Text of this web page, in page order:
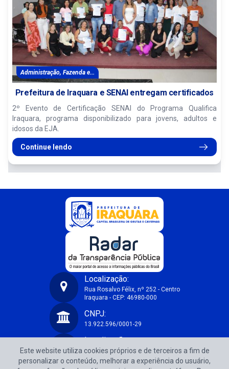
Administração, Fazenda e...
Prefeitura de Iraquara e SENAI entregam certificados
2º Evento de Certificação SENAI do Programa Qualifica
Iraquara, programa disponibilizado para jovens, adultos e
idosos da EJA.
Continue lendo
Prefeitura Municipal de Iraquara-BA
Localização:
Rua Rosalvo Félix, nº 252 - Centro
Iraquara - CEP: 46980-000
CNPJ:
13.922.596/0001-29
Localização:
Rua Rosalvo Félix, nº 252 - Centro
Iraquara - CEP: 46980-000
Este website utiliza cookies próprios e de terceiros a fim de
personalizar o conteúdo, melhorar a experiência do usuário,